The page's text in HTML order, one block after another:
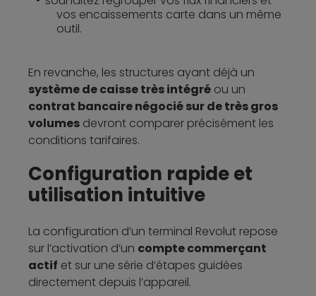
vos encaissements carte dans un même
outil.
En revanche, les structures ayant déjà un
système de caisse très intégré ou un
contrat bancaire négocié sur de très gros
volumes devront comparer précisément les
conditions tarifaires.
Configuration rapide et
utilisation intuitive
La configuration d’un terminal Revolut repose
sur l’activation d’un compte commerçant
actif et sur une série d’étapes guidées
directement depuis l’appareil.